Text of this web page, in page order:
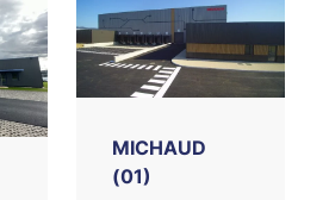
MICHAUD
(01)